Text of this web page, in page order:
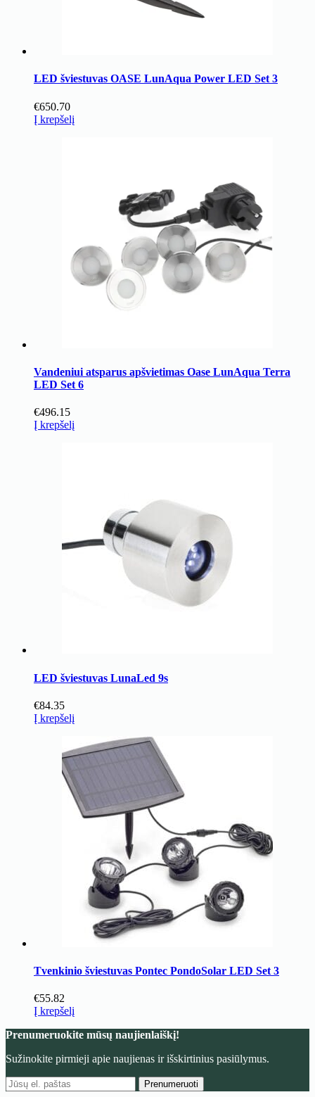
LED šviestuvas OASE LunAqua Power LED Set 3
€650.70
Į krepšelį
Vandeniui atsparus apšvietimas Oase LunAqua Terra
LED Set 6
€496.15
Į krepšelį
LED šviestuvas LunaLed 9s
€84.35
Į krepšelį
Tvenkinio šviestuvas Pontec PondoSolar LED Set 3
€55.82
Į krepšelį
Prenumeruokite mūsų naujienlaiškį!
Sužinokite pirmieji apie naujienas ir išskirtinius pasiūlymus.
Prenumeruoti